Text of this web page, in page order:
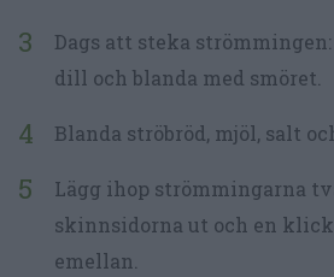
Dags att steka
dill och blanda med smöret.
Blanda ströbröd, mjöl, salt
Lägg ihop strömmingarna
skinnsidorna ut och en
emellan.